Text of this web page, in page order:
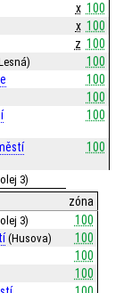
x 100
x 100
z 100
100
100
100
100
100
3)
zóna
3)
100
(Husova)
100
100
100